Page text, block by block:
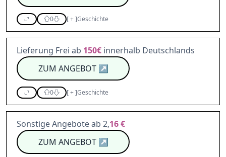
0 [+]Geschichte
Lieferung Frei ab 150€ innerhalb Deutschlands
ZUM ANGEBOT↗
0 [+]Geschichte
Sonstige Angebote ab 2,16 €
ZUM ANGEBOT↗